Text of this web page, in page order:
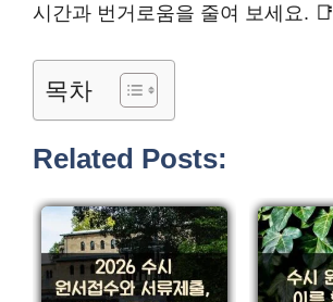
시간과 번거로움을 줄여 보세요. 📑
목차
Related Posts: